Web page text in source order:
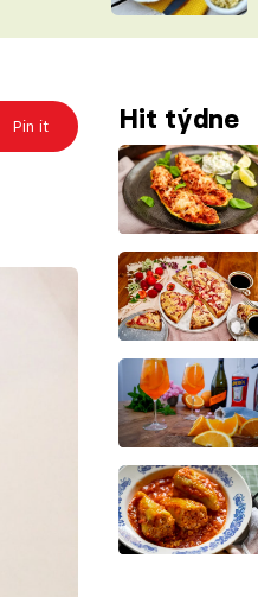
ŠÉFREDAKTORKY
ČASOPIS
Pin it Hit týdne